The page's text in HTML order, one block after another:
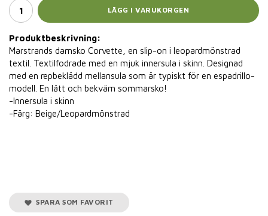
LÄGG I VARUKORGEN
Produktbeskrivning:
Marstrands damsko Corvette, en slip-on i leopardmönstrad
textil. Textilfodrade med en mjuk innersula i skinn. Designad
med en repbeklädd mellansula som är typiskt för en espadrillo-
modell. En lätt och bekväm sommarsko!
-Innersula i skinn
-Färg: Beige/Leopardmönstrad
SPARA SOM FAVORIT